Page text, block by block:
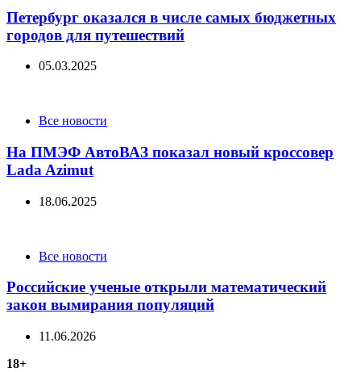
Петербург оказался в числе самых бюджетных
городов для путешествий
05.03.2025
CategoriesВсе новости
На ПМЭФ АвтоВАЗ показал новый кроссовер
Lada Azimut
18.06.2025
CategoriesВсе новости
Российские ученые открыли математический
закон вымирания популяций
11.06.2026
18+